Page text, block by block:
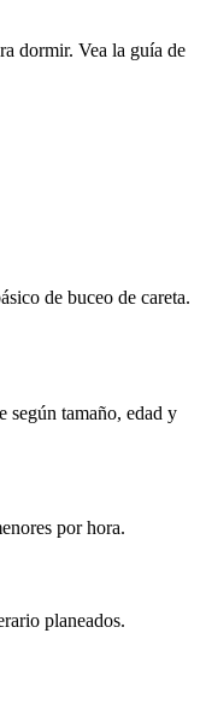
dormir. Vea la guía de
de buceo de careta.
según tamaño, edad y
por hora.
planeados.